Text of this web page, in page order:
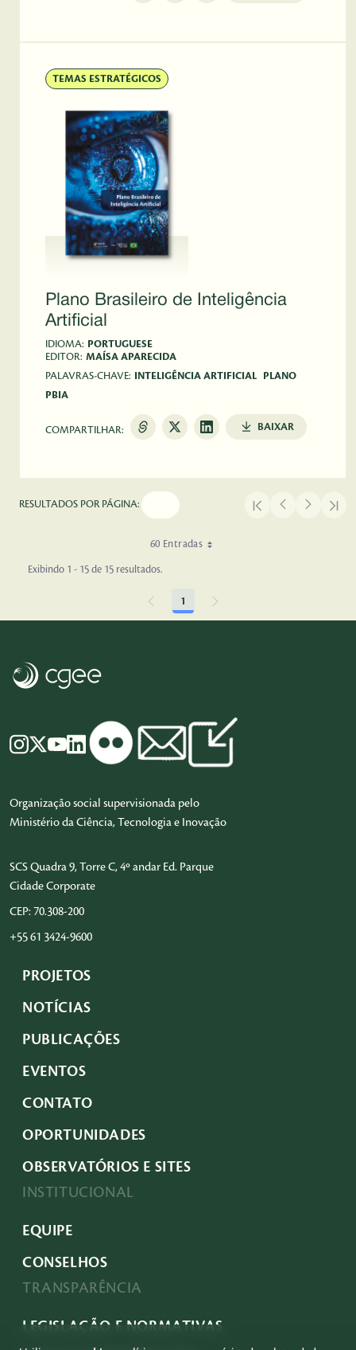
TEMAS ESTRATÉGICOS
Plano Brasileiro de Inteligência
Artificial
IDIOMA: PORTUGUESE
EDITOR: MAÍSA APARECIDA
PALAVRAS-CHAVE:
INTELIGÊNCIA ARTIFICIAL
PLANO
PBIA
COMPARTILHAR: BAIXAR
RESULTADOS POR PÁGINA:
60 Entradas
Exibindo 1 - 15 de 15 resultados.
Página
1
Organização social supervisionada pelo
Ministério da Ciência, Tecnologia e Inovação
SCS Quadra 9, Torre C, 4º andar Ed. Parque
Cidade Corporate
CEP: 70.308-200
+55 61 3424-9600
PROJETOS
NOTÍCIAS
PUBLICAÇÕES
EVENTOS
CONTATO
OPORTUNIDADES
OBSERVATÓRIOS E SITES
INSTITUCIONAL
EQUIPE
CONSELHOS
TRANSPARÊNCIA
LEGISLAÇÃO E NORMATIVAS